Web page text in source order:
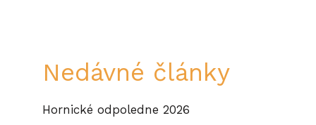
Nedávné články
Hornické odpoledne 2026